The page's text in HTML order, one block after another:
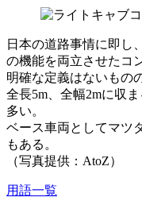
日本の道路事情に即し
の機能を両立させたコ
明確な定義はないもの
全長5m、全幅2mに収
多い。
ベース車両としてマツ
もある。
（写真提供：AtoZ）
用語一覧